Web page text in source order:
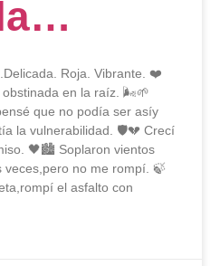
Roja. Vibrante. ❤️
obstinada en la raíz. 🌬️🌱
que no podía ser asíy
la vulnerabilidad. 🛡️💔 Crecí
🖤🏙️ Soplaron vientos
no me rompí. 🍃
el asfalto con